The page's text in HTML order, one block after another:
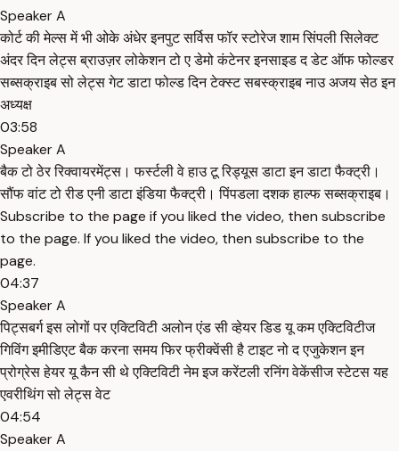
Speaker A
कोर्ट की मेल्स में भी ओके अंधेर इनपुट सर्विस फॉर स्टोरेज शाम सिंपली सिलेक्ट
अंदर दिन लेट्स ब्राउज़र लोकेशन टो ए डेमो कंटेनर इनसाइड द डेट ऑफ फोल्डर
सब्सक्राइब सो लेट्स गेट डाटा फोल्ड दिन टेक्स्ट सबस्क्राइब नाउ अजय सेठ इन
अध्यक्ष
03:58
Speaker A
बैक टो ठेर रिक्वायरमेंट्स। फर्स्टली वे हाउ टू रिड्यूस डाटा इन डाटा फैक्ट्री।
सौंफ वांट टो रीड एनी डाटा इंडिया फैक्ट्री। पिंपडला दशक हाल्फ सब्सक्राइब।
Subscribe to the page if you liked the video, then subscribe
to the page. If you liked the video, then subscribe to the
page.
04:37
Speaker A
पिट्सबर्ग इस लोगों पर एक्टिविटी अलोन एंड सी व्हेयर डिड यू कम एक्टिविटीज
गिविंग इमीडिएट बैक करना समय फिर फ्रीक्वेंसी है टाइट नो द एजुकेशन इन
प्रोग्रेस हेयर यू कैन सी थे एक्टिविटी नेम इज करेंटली रनिंग वेकेंसीज स्टेटस यह
एवरीथिंग सो लेट्स वेट
04:54
Speaker A